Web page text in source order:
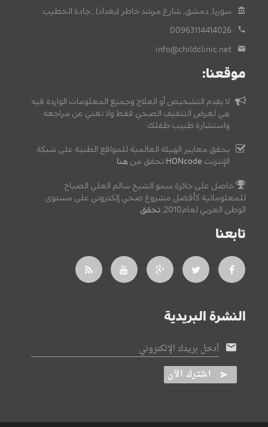
سوريا, دمشق, شارع مرشد خاطر (بغداد) , جادة الخطيب.
00963114414026
info@childclinic.net
موقعنا:
لا يقدم التشخيص أو العلاج وجميع المعلومات الواردة فيه
هي لغرض التثقيف الصحي فقط ولا تغني عن مراجعة
واستشارة طبيب طفلك.
يحقق معايير الهيئة العالمية للمواقع الطبية على شبكة
الإنترنت HONcode تحقق من هنا
حاصل على جائزة سمو الشيخ سالم العلي الصباح
للمعلوماتية كأفضل مشروع صحي إلكتروني على مستوى
الوطن العربي لعام2010,
تحقق
تابعنا
النشرة البريدية
أدخل بريدك الإلكتروني
اشترك الآن